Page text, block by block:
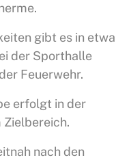
gibt es in etwa
der Sporthalle
Feuerwehr.
erfolgt in der
Zielbereich.
nach den